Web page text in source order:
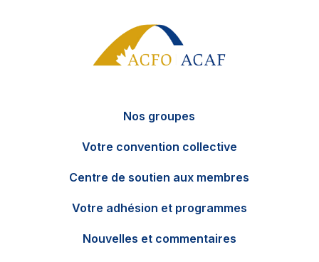
Nos groupes
Votre convention collective
Centre de soutien aux membres
Votre adhésion et programmes
Nouvelles et commentaires